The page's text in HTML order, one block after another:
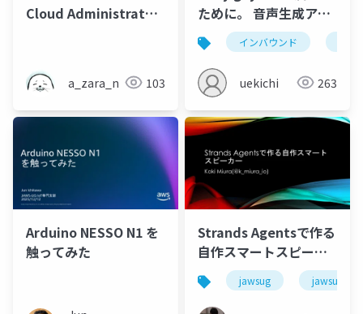
Cloud Administrator
a_zara_n 103
ために。 音声生成アプ
リ開発の奮闘録
インバウンド
uekichi 263
Arduino NESSO N1 を
触ってみた
Strands Agentsで作る
自作スマートスピーカ
ー
jawsug